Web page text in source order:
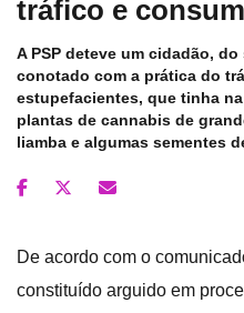
tráfico e
A PSP deteve um cidadão,
conotado com a prática do
estupefacientes, que tinha
plantas de cannabis de
liamba e algumas sementes
De acordo com o
constituído arguido em